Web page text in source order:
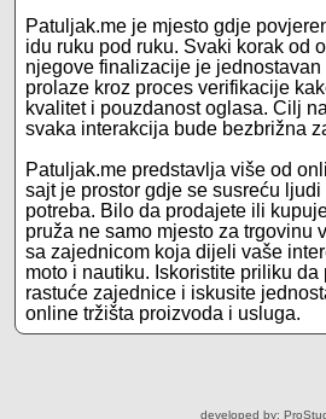
Patuljak.me je mjesto gdje
idu ruku pod ruku. Svaki korak od
njegove finalizacije je jednostavan
prolaze kroz proces verifikacije
kvalitet i pouzdanost oglasa. Cilj
svaka interakcija bude bezbrižna
Patuljak.me predstavlja više od
sajt je prostor gdje se susreću
potreba. Bilo da prodajete ili
pruža ne samo mjesto za trgovinu
sa zajednicom koja dijeli vaše
moto i nautiku. Iskoristite priliku
rastuće zajednice i iskusite
online tržišta proizvoda i usluga.
developed by: